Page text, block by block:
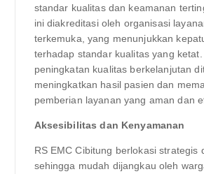
standar kualitas dan keamanan
ini diakreditasi oleh organisasi
terkemuka, yang menunjukkan
terhadap standar kualitas yang
peningkatan kualitas berkelanjutan
meningkatkan hasil pasien dan
pemberian layanan yang aman dan
Aksesibilitas dan Kenyamanan
RS EMC Cibitung berlokasi strategis
sehingga mudah dijangkau oleh